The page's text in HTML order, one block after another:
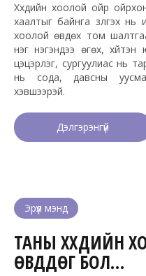
Хүүхдийн хоолой ойр
хаалтыг байнга зүүлгэх нь
хоолой өвдөх том
нэг нэгэндээ өгөх,
цэцэрлэг, сургуулиас нь
нь сода, давсны
хэвшээрэй.
Дэлгэрэнгүй
Эрүүл мэнд
ТАНЫ ХҮҮХДИЙН
ӨВДДӨГ БОЛ…